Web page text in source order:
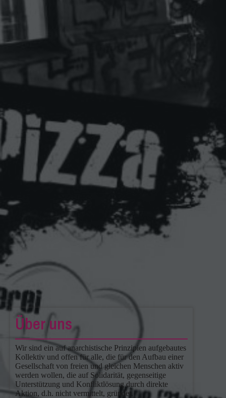
Über uns
Wir sind ein auf anarchistische Prinzipien aufgebautes
Kollektiv und offen für alle, die für den Aufbau einer
Gesellschaft von freien und gleichen Menschen aktiv
werden wollen, die auf Solidarität, gegenseitige
Unterstützung und Konfliktlösung durch direkte
Aktion, d.h. nicht vermittelt, gründet.